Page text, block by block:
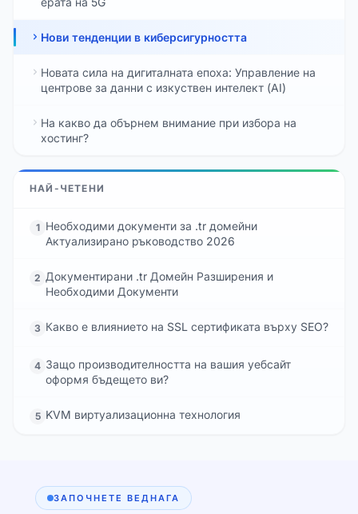
Нови тенденции в киберсигурността
Новата сила на дигиталната епоха: Управление на
центрове за данни с изкуствен интелект (AI)
На какво да обърнем внимание при избора на
хостинг?
НАЙ-ЧЕТЕНИ
1 Необходими документи за .tr домейни
Актуализирано ръководство 2026
2 Документирани .tr Домейн Разширения и
Необходими Документи
3 Какво е влиянието на SSL сертификата върху SEO?
4 Защо производителността на вашия уебсайт
оформя бъдещето ви?
5 KVM виртуализационна технология
ЗАПОЧНЕТЕ ВЕДНАГА